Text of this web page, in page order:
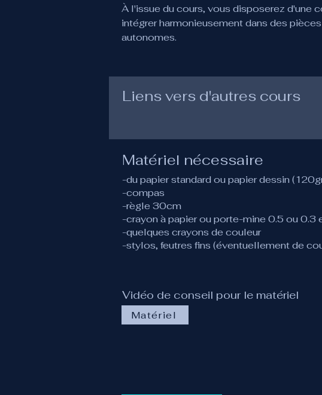
À l'issue du cours, vous disposerez d'une
intégrer harmonieusement dans des
autonomes.
Liens vers d'autres cours
Matériel nécessaire
-du papier standard ou papier dessin
-compas
-règle 30cm
-crayon à papier ou porte-mine 0.5 ou 0.3
-quelques crayons de couleur
-stylos, feutres fins (éventuellement de
Vidéo de conseil pour le matériel
Matériel